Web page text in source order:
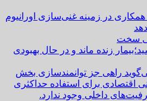
همکاری در زمینه غنی‌سازی اورانیوم
سخت
زنده ماند و در حال بهبودی
راهی جز توانمندسازی بخش
اقتصادی برای استفاده حداکثری
داخلی وجود ندارد.